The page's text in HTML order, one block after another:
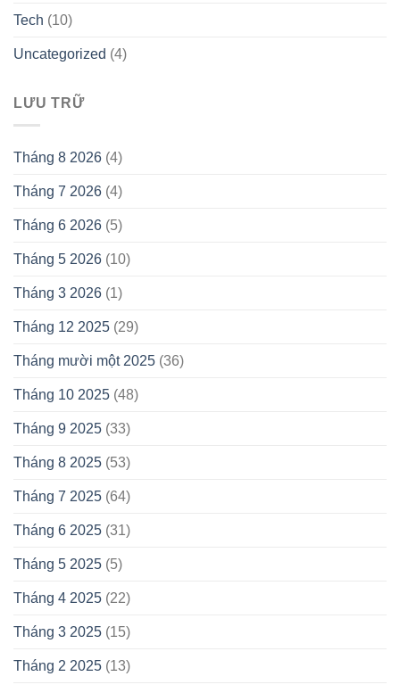
Tech (10)
Uncategorized (4)
LƯU TRỮ
Tháng 8 2026 (4)
Tháng 7 2026 (4)
Tháng 6 2026 (5)
Tháng 5 2026 (10)
Tháng 3 2026 (1)
Tháng 12 2025 (29)
Tháng mười một 2025 (36)
Tháng 10 2025 (48)
Tháng 9 2025 (33)
Tháng 8 2025 (53)
Tháng 7 2025 (64)
Tháng 6 2025 (31)
Tháng 5 2025 (5)
Tháng 4 2025 (22)
Tháng 3 2025 (15)
Tháng 2 2025 (13)